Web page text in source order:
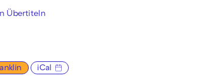
Übertiteln
iCal